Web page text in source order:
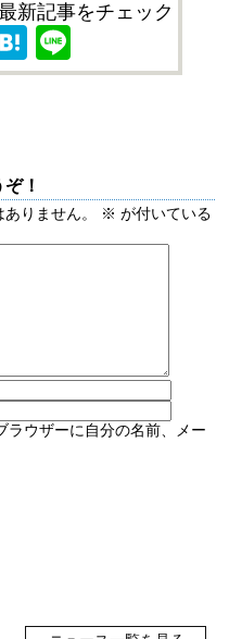
新記事をチェック
Facebook
Hatena
！
りません。 ※ が付いている
ラウザーに自分の名前、メー